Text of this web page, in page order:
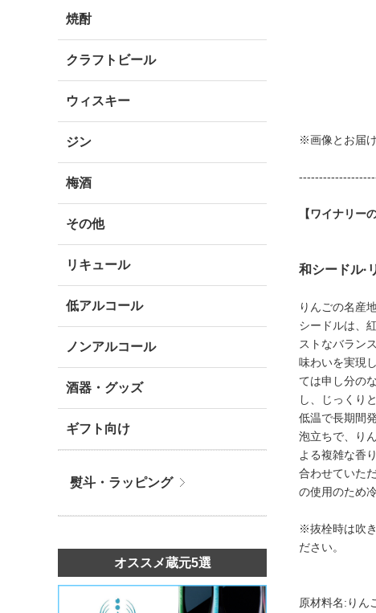
※画像とお届
【ワイナリー
和シードル·
りんごの名産
シードルは、
ストなバラン
味わいを実現
ては申し分の
し、じっくり
低温で長期間
泡立ちで、り
よる複雑な香
合わせていた
の使用のため
※抜栓時は吹
ださい。
原材料名:りん
焼酎
クラフトビール
ウィスキー
ジン
梅酒
その他
リキュール
低アルコール
ノンアルコール
酒器・グッズ
ギフト向け
熨斗・ラッピング
オススメ蔵元5選